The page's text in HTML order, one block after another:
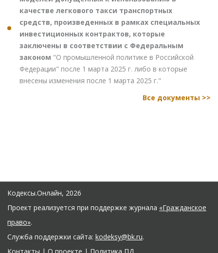
качестве легкового такси транспортных
средств, произведенных в рамках специальных
инвестиционных контрактов, которые
заключены в соответствии с Федеральным
законом "О промышленной политике в Российской
Федерации" после 1 марта 2025 г. либо в которые
внесены изменения после 1 марта 2025 г."
Все документы >>
Кодексы.Онлайн, 2026
Проект реализуется при поддержке журнала «Гражданское
право».
Служба поддержки сайта: kodeksy@bk.ru.